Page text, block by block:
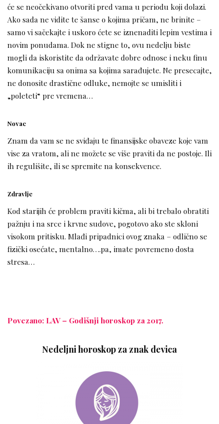
će se neočekivano otvoriti pred vama u periodu koji dolazi.
Ako sada ne vidite te šanse o kojima pričam, ne brinite –
samo vi sačekajte i uskoro ćete se iznenaditi lepim vestima i
novim ponudama. Dok ne stigne to, ovu nedelju biste
mogli da iskoristite da održavate dobre odnose i neku finu
komunikaciju sa onima sa kojima sarađujete. Ne presecajte,
ne donosite drastične odluke, nemojte se umisliti i
„poleteti“ pre vremena…
Novac
Znam da vam se ne sviđaju te finansijske obaveze koje vam
vise za vratom, ali ne možete se više praviti da ne postoje. Ili
ih regulišite, ili se spremite na konsekvence.
Zdravlje
Kod starijih će problem praviti kičma, ali bi trebalo obratiti
pažnju i na srce i krvne sudove, pogotovo ako ste skloni
visokom pritisku. Mlađi pripadnici ovog znaka – odlično se
fizički osećate, mentalno….pa, imate povremeno dosta
stresa…
Povezano: LAV – Godišnji horoskop za 2017.
Nedeljni horoskop za znak devica